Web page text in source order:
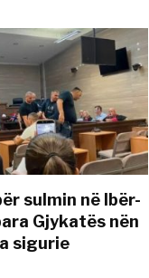
sulmin në Ibër-
Gjykatës nën
sigurie